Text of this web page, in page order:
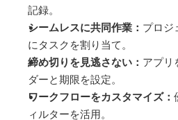
記録。
シームレスに共同作業： プロジ
にタスクを割り当て。
締め切りを見逃さない： アプリ
ダーと期限を設定。
ワークフローをカスタマイズ：
ィルターを活用。